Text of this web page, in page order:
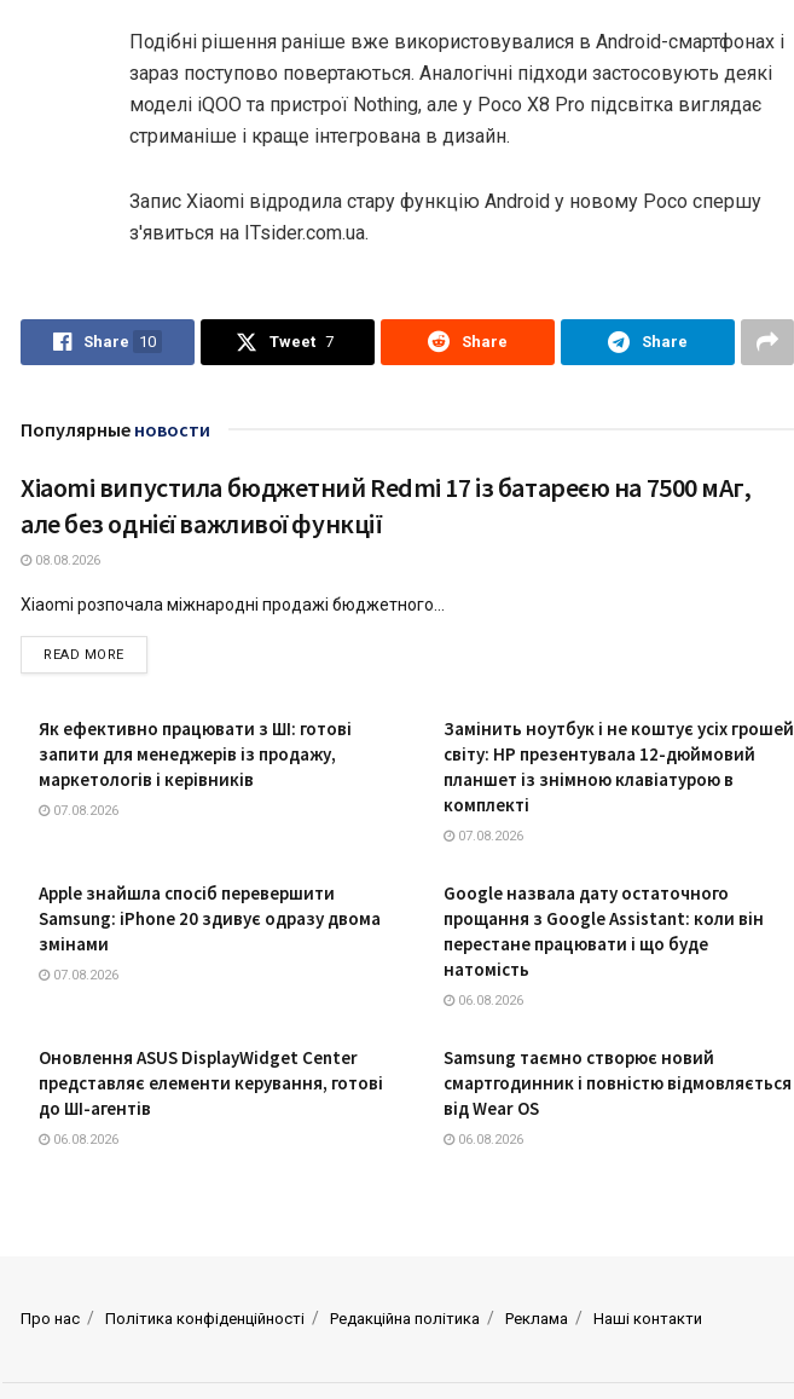
Подібні рішення раніше вже використовувалися в Android-смартфонах і
зараз поступово повертаються. Аналогічні підходи застосовують деякі
моделі iQOO та пристрої Nothing, але у Poco X8 Pro підсвітка виглядає
стриманіше і краще інтегрована в дизайн.
Запис Xiaomi відродила стару функцію Android у новому Poco спершу
з'явиться на ITsider.com.ua.
Share 10 Tweet 7 Share Share
Популярные новости
ТЕХНОЛОГІЇ
Xiaomi випустила бюджетний Redmi 17 із батареєю на 7500 мАг,
але без однієї важливої функції
08.08.2026
Xiaomi розпочала міжнародні продажі бюджетного...
READ MOREDETAILS
Як ефективно працювати з ШІ: готові
запити для менеджерів із продажу,
маркетологів і керівників
07.08.2026
Замінить ноутбук і не коштує усіх грошей
світу: HP презентувала 12-дюймовий
планшет із знімною клавіатурою в
комплекті
07.08.2026
Apple знайшла спосіб перевершити
Samsung: iPhone 20 здивує одразу двома
змінами
07.08.2026
Google назвала дату остаточного
прощання з Google Assistant: коли він
перестане працювати і що буде
натомість
06.08.2026
Оновлення ASUS DisplayWidget Center
представляє елементи керування, готові
до ШІ-агентів
06.08.2026
Samsung таємно створює новий
смартгодинник і повністю відмовляється
від Wear OS
06.08.2026
Про нас Політика конфіденційності Редакційна політика Реклама Наші контакти